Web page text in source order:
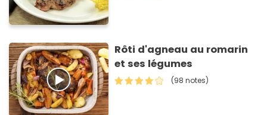
Rôti d'agneau au romarin
et ses légumes
(98 notes)